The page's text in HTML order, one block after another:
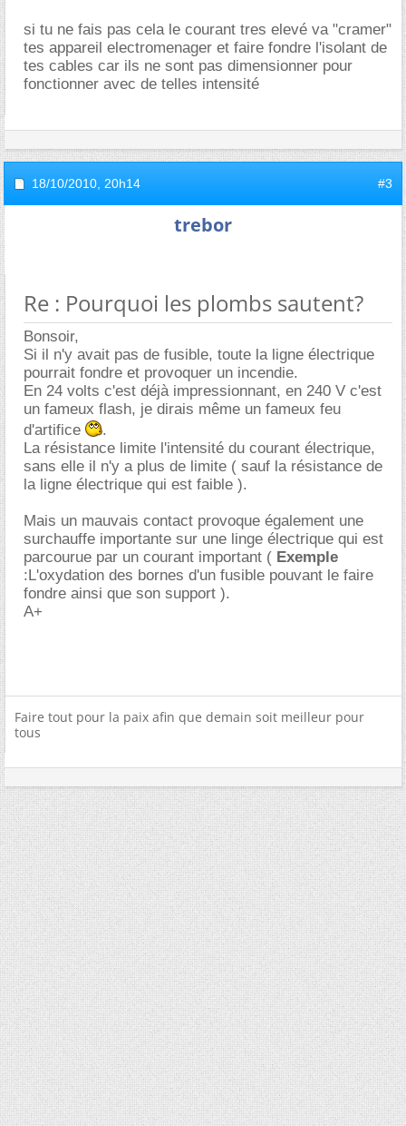
si tu ne fais pas cela le courant tres elevé va "cramer"
tes appareil electromenager et faire fondre l'isolant de
tes cables car ils ne sont pas dimensionner pour
fonctionner avec de telles intensité
18/10/2010, 20h14 #3
trebor
Re : Pourquoi les plombs sautent?
Bonsoir,
Si il n'y avait pas de fusible, toute la ligne électrique
pourrait fondre et provoquer un incendie.
En 24 volts c'est déjà impressionnant, en 240 V c'est
un fameux flash, je dirais même un fameux feu
d'artifice
.
La résistance limite l'intensité du courant électrique,
sans elle il n'y a plus de limite ( sauf la résistance de
la ligne électrique qui est faible ).
Mais un mauvais contact provoque également une
surchauffe importante sur une linge électrique qui est
parcourue par un courant important ( Exemple
:L'oxydation des bornes d'un fusible pouvant le faire
fondre ainsi que son support ).
A+
Faire tout pour la paix afin que demain soit meilleur pour
tous